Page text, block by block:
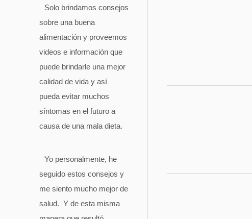
Solo brindamos consejos
sobre una buena
alimentación y proveemos
videos e información que
puede brindarle una mejor
calidad de vida y así
pueda evitar muchos
síntomas en el futuro a
causa de una mala dieta.
Yo personalmente, he
seguido estos consejos y
me siento mucho mejor de
salud. Y de esta misma